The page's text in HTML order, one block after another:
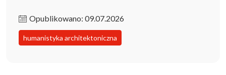
Opublikowano: 09.07.2026
humanistyka architektoniczna